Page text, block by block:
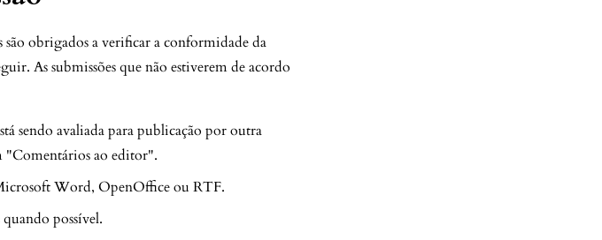
são obrigados a verificar a conformidade da
As submissões que não estiverem de acordo
sendo avaliada para publicação por outra
"Comentários ao editor".
Word, OpenOffice ou RTF.
possível.